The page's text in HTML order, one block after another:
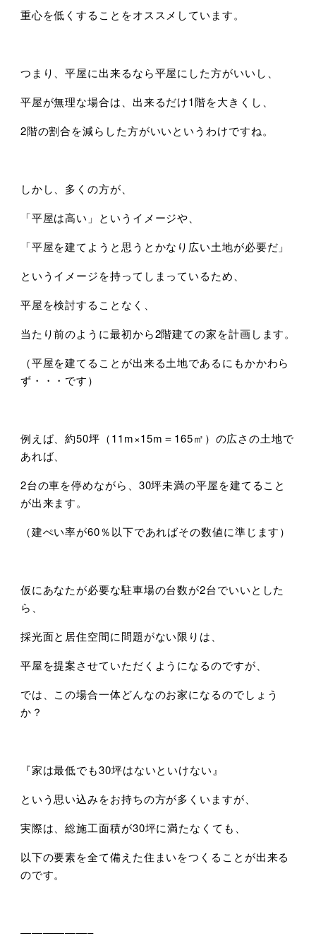
重心を低くすることをオススメしています。
つまり、平屋に出来るなら平屋にした方がいいし、
平屋が無理な場合は、出来るだけ1階を大きくし、
2階の割合を減らした方がいいというわけですね。
しかし、多くの方が、
「平屋は高い」というイメージや、
「平屋を建てようと思うとかなり広い土地が必要だ」
というイメージを持ってしまっているため、
平屋を検討することなく、
当たり前のように最初から2階建ての家を計画します。
（平屋を建てることが出来る土地であるにもかかわら
ず・・・です）
例えば、約50坪（11m×15m＝165㎡）の広さの土地で
あれば、
2台の車を停めながら、30坪未満の平屋を建てること
が出来ます。
（建ぺい率が60％以下であればその数値に準じます）
仮にあなたが必要な駐車場の台数が2台でいいとした
ら、
採光面と居住空間に問題がない限りは、
平屋を提案させていただくようになるのですが、
では、この場合一体どんなのお家になるのでしょう
か？
『家は最低でも30坪はないといけない』
という思い込みをお持ちの方が多くいますが、
実際は、総施工面積が30坪に満たなくても、
以下の要素を全て備えた住まいをつくることが出来る
のです。
——————–